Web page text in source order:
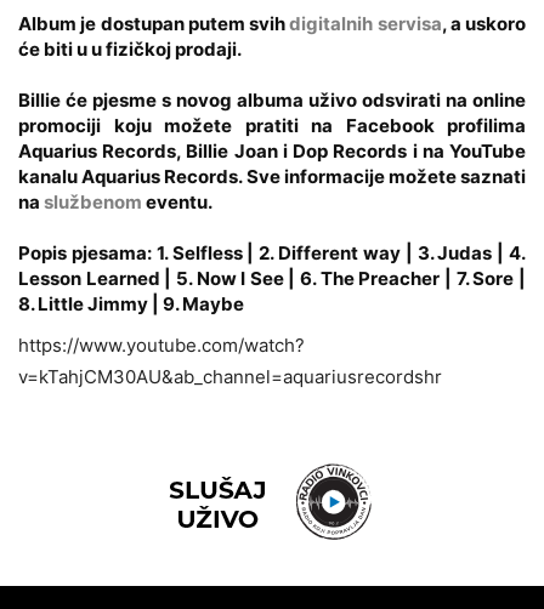
Album je dostupan putem svihdigitalnih servisa, a uskoro
će biti u u fizičkoj prodaji.
Billie će pjesme s novog albuma uživo odsvirati na online
promociji koju možete pratiti na Facebook profilima
Aquarius Records, Billie Joan i Dop Records i na YouTube
kanalu Aquarius Records. Sve informacije možete saznati
na službenom eventu.
Popis pjesama: 1. Selfless | 2. Different way | 3. Judas | 4.
Lesson Learned | 5. Now I See | 6. The Preacher | 7. Sore |
8. Little Jimmy | 9. Maybe
https://www.youtube.com/watch?
v=kTahjCM30AU&ab_channel=aquariusrecordshr